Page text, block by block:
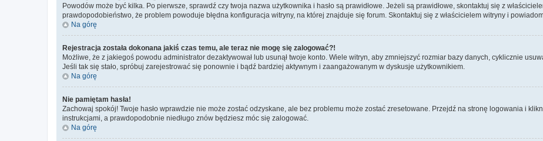
Powodów może być kilka. Po pierwsze, sprawdź czy twoja nazwa użytkownika i hasło są prawidłowe. Jeżeli są prawidłowe, skontaktuj się z
prawdopodobieństwo, że problem powoduje błędna konfiguracja witryny, na której znajduje się forum. Skontaktuj się z właścicielem witryny i
Na górę
Rejestracja została dokonana jakiś czas temu, ale teraz nie mogę się zalogować?!
Możliwe, że z jakiegoś powodu administrator dezaktywował lub usunął twoje konto. Wiele witryn, aby zmniejszyć rozmiar bazy danych, cyklicznie
Jeśli tak się stało, spróbuj zarejestrować się ponownie i bądź bardziej aktywnym i zaangażowanym w dyskusje użytkownikiem.
Na górę
Nie pamiętam hasła!
Zachowaj spokój! Twoje hasło wprawdzie nie może zostać odzyskane, ale bez problemu może zostać zresetowane. Przejdź na stronę logowania i
instrukcjami, a prawdopodobnie niedługo znów będziesz móc się zalogować.
Na górę